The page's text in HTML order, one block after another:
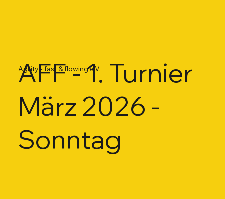
AFF - 1. Turnier
März 2026 -
Sonntag
Agility - fast & flowing e.V.